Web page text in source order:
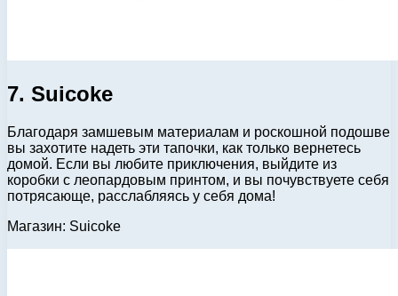
7. Suicoke
Благодаря замшевым материалам и роскошной подошве
вы захотите надеть эти тапочки, как только вернетесь
домой. Если вы любите приключения, выйдите из
коробки с леопардовым принтом, и вы почувствуете себя
потрясающе, расслабляясь у себя дома!
Магазин: Suicoke